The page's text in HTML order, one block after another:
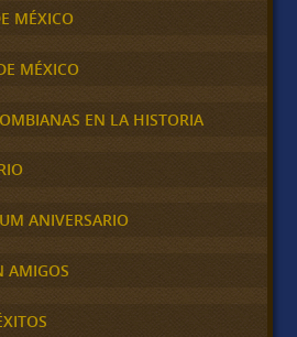
MÉXICO
MÉXICO
EN LA HISTORIA
ANIVERSARIO
AMIGOS